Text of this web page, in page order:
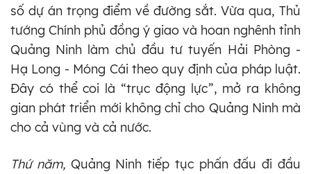
số dự án trọng điểm về đường sắt. Vừa qua, Thủ
tướng Chính phủ đồng ý giao và hoan nghênh tỉnh
Quảng Ninh làm chủ đầu tư tuyến Hải Phòng -
Hạ Long - Móng Cái theo quy định của pháp luật.
Đây có thể coi là “trục động lực”, mở ra không
gian phát triển mới không chỉ cho Quảng Ninh mà
cho cả vùng và cả nước.
Thứ năm,Quảng Ninh tiếp tục phấn đấu đi đầu